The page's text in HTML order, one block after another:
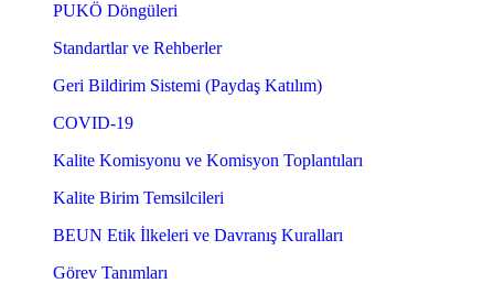
PUKÖ Döngüleri
Standartlar ve Rehberler
Geri Bildirim Sistemi (Paydaş Katılım)
COVID-19
Kalite Komisyonu ve Komisyon Toplantıları
Kalite Birim Temsilcileri
BEUN Etik İlkeleri ve Davranış Kuralları
Görev Tanımları